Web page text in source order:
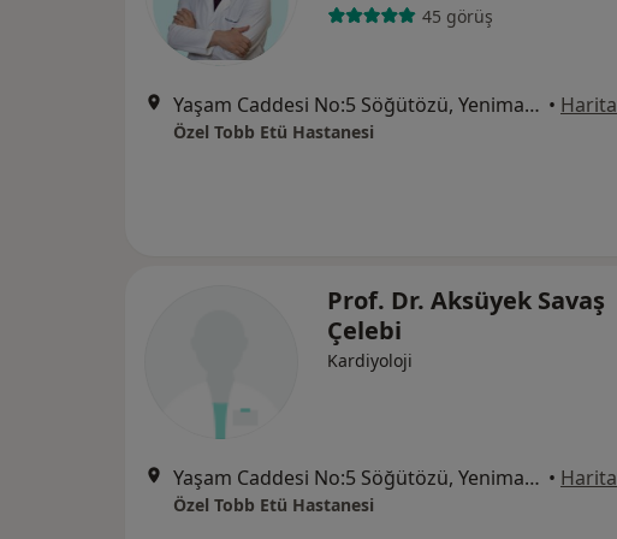
45 görüş
Yaşam Caddesi No:5 Söğütözü, Yenimahalle • Harita
Özel Tobb Etü Hastanesi
Prof. Dr. Aksüyek Savaş
Çelebi
Kardiyoloji
Yaşam Caddesi No:5 Söğütözü, Yenimahalle • Harita
Özel Tobb Etü Hastanesi